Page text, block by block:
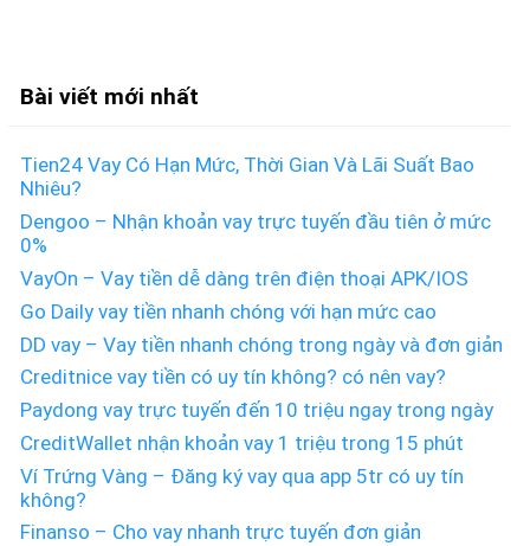
Bài viết mới nhất
Tien24 Vay Có Hạn Mức, Thời Gian Và Lãi Suất Bao
Nhiêu?
Dengoo – Nhận khoản vay trực tuyến đầu tiên ở mức
0%
VayOn – Vay tiền dễ dàng trên điện thoại APK/IOS
Go Daily vay tiền nhanh chóng với hạn mức cao
DD vay – Vay tiền nhanh chóng trong ngày và đơn giản
Creditnice vay tiền có uy tín không? có nên vay?
Paydong vay trực tuyến đến 10 triệu ngay trong ngày
CreditWallet nhận khoản vay 1 triệu trong 15 phút
Ví Trứng Vàng – Đăng ký vay qua app 5tr có uy tín
không?
Finanso – Cho vay nhanh trực tuyến đơn giản